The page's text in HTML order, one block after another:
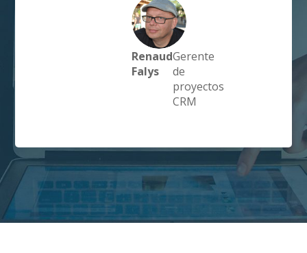
Renaud
Falys
Gerente
de
proyectos
CRM